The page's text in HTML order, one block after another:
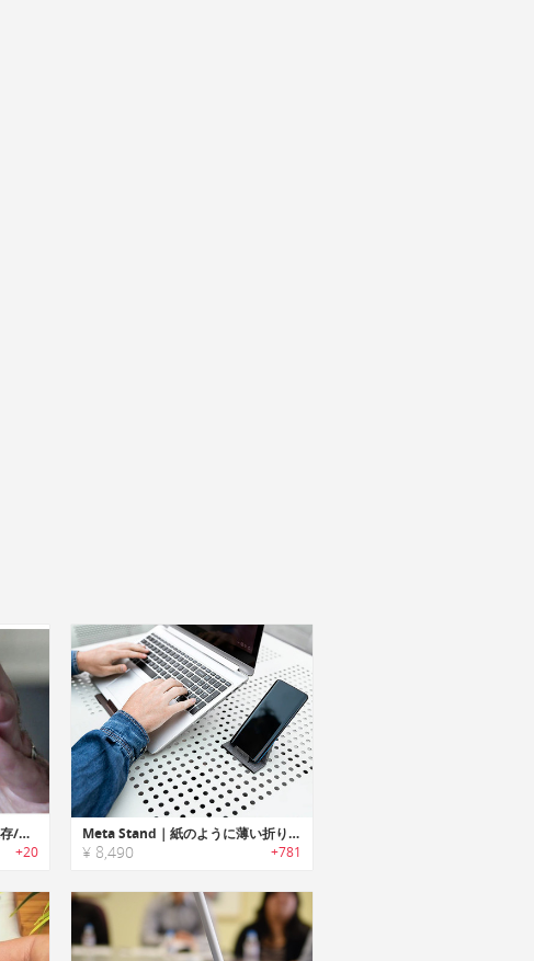
Egg｜デバイス内のデータを保存/共有/保護可能なパーソナルウェブデバイス「エッグ」
+20
Meta Stand｜紙のように薄い折りたたみ式ノートPC・スマホ・タブレットスタンド「メタスタンド」
¥ 8,490 +781